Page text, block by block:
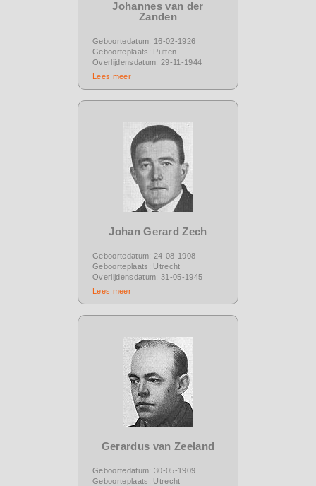
Johannes van der
Zanden
Geboortedatum: 16-02-1926
Geboorteplaats: Putten
Overlijdensdatum: 29-11-1944
Lees meer
Johan Gerard Zech
Geboortedatum: 24-08-1908
Geboorteplaats: Utrecht
Overlijdensdatum: 31-05-1945
Lees meer
Gerardus van Zeeland
Geboortedatum: 30-05-1909
Geboorteplaats: Utrecht